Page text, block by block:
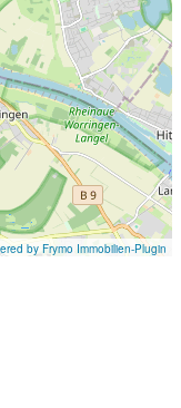
by Frymo Immobilien-Plugin